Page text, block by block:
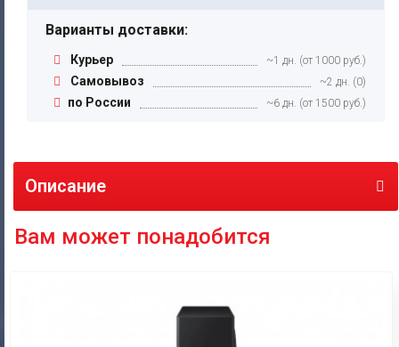
Варианты доставки:
Курьер ~1 дн. (от 1000 руб.)
Самовывоз ~2 дн. (0)
по России ~6 дн. (от 1500 руб.)
Описание
Вам может понадобится